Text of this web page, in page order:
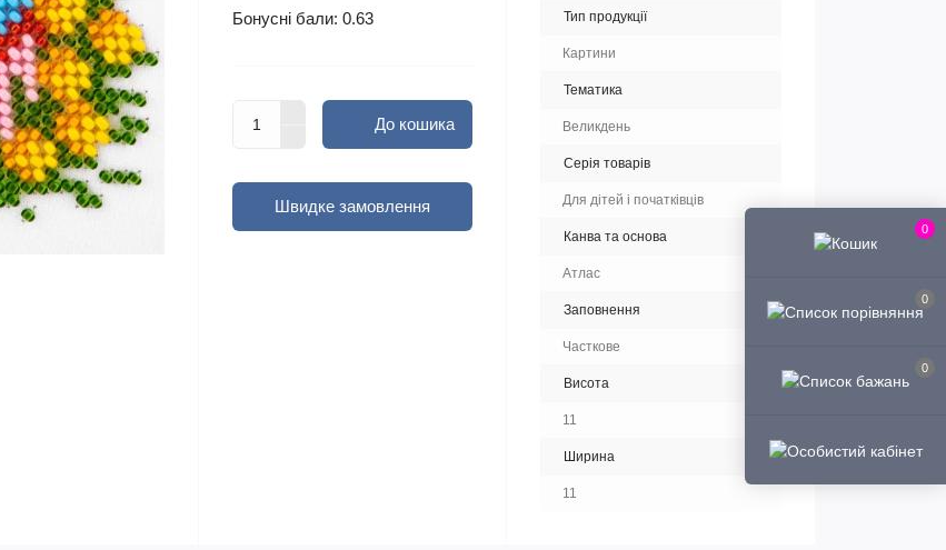
0
0
0
Бонусні бали: 0.63
До кошика
Швидке замовлення
Тип продукції
Картини
Тематика
Великдень
Серія товарів
Для дітей і початківців
Канва та основа
Атлас
Заповнення
Часткове
Висота
11
Ширина
11